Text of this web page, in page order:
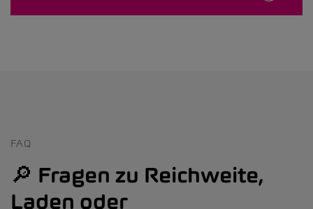
FAQ
🔎 Fragen zu Reichweite,
Laden oder